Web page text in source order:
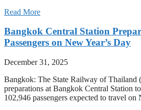
Read More
Bangkok Central Station
Passengers on New Year’s Day
December 31, 2025
Bangkok: The State Railway of Thailand
preparations at Bangkok Central Station
102,946 passengers expected to travel on